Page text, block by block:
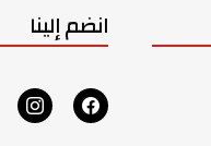
انضم إلينا